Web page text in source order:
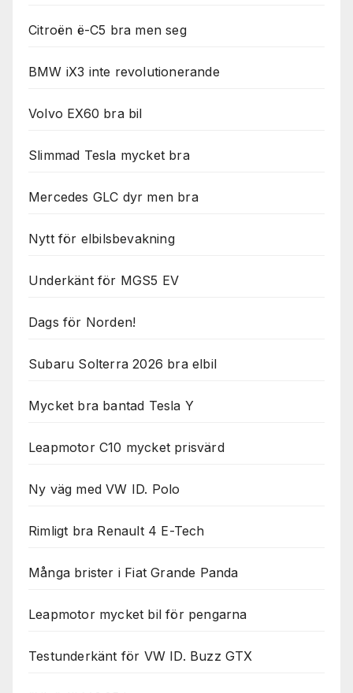
Citroën ë-C5 bra men seg
BMW iX3 inte revolutionerande
Volvo EX60 bra bil
Slimmad Tesla mycket bra
Mercedes GLC dyr men bra
Nytt för elbilsbevakning
Underkänt för MGS5 EV
Dags för Norden!
Subaru Solterra 2026 bra elbil
Mycket bra bantad Tesla Y
Leapmotor C10 mycket prisvärd
Ny väg med VW ID. Polo
Rimligt bra Renault 4 E-Tech
Många brister i Fiat Grande Panda
Leapmotor mycket bil för pengarna
Testunderkänt för VW ID. Buzz GTX